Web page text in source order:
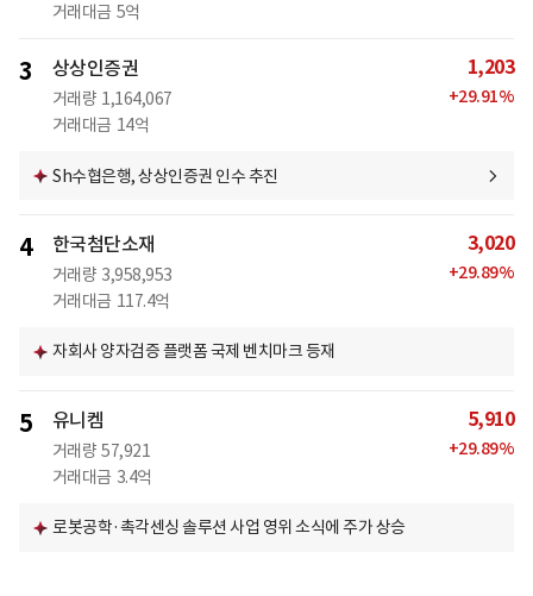
거래대금 5억
3 상상인증권
거래량 1,164,067
거래대금 14억
1,203
+29.91%
Sh수협은행, 상상인증권 인수 추진
4 한국첨단소재
거래량 3,958,953
거래대금 117.4억
3,020
+29.89%
자회사 양자검증 플랫폼 국제 벤치마크 등재
5 유니켐
거래량 57,921
거래대금 3.4억
5,910
+29.89%
로봇공학·촉각센싱 솔루션 사업 영위 소식에 주가 상승